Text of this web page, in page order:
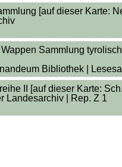
[auf dieser Karte:
Sammlung
Bibliothek |
II [auf dieser Karte:
Landesarchiv | Rep. Z 1